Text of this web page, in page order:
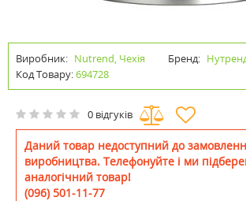
Виробник: Nutrend, Чехія Бренд:
Код Товару:694728
0 відгуків
Даний товар недоступний до
виробництва. Телефонуйте і ми
аналогічний товар!
(096) 501-11-77